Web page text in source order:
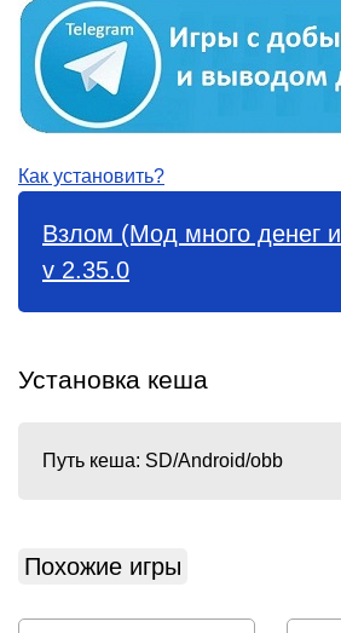
Как установить?
Взлом (Мод много денег
v 2.35.0
Установка кеша
Путь кеша: SD/Android/obb
Похожие игры